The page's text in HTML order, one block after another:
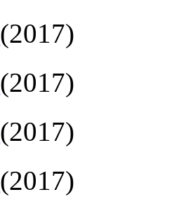
(2017)
(2017)
(2017)
(2017)